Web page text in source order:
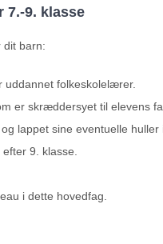
7.-9. klasse
dit barn:
folkeskolelærer.
er skræddersyet til elevens
lappet sine eventuelle huller
9. klasse.
i dette hovedfag.